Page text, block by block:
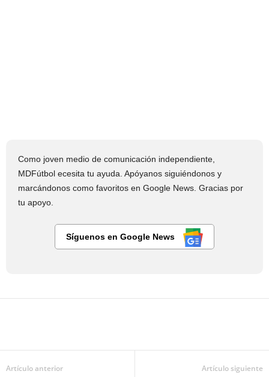
Como joven medio de comunicación independiente,
MDFútbol ecesita tu ayuda. Apóyanos siguiéndonos y
marcándonos como favoritos en Google News. Gracias por
tu apoyo.
Síguenos en Google News
Artículo anterior Artículo siguiente